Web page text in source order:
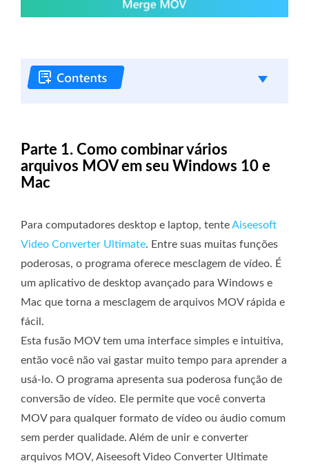
Parte 1. Como combinar vários
arquivos MOV em seu Windows 10 e
Mac
Para computadores desktop e laptop, tenteAiseesoft
Video Converter Ultimate. Entre suas muitas funções
poderosas, o programa oferece mesclagem de vídeo. É
um aplicativo de desktop avançado para Windows e
Mac que torna a mesclagem de arquivos MOV rápida e
fácil.
Esta fusão MOV tem uma interface simples e intuitiva,
então você não vai gastar muito tempo para aprender a
usá-lo. O programa apresenta sua poderosa função de
conversão de vídeo. Ele permite que você converta
MOV para qualquer formato de vídeo ou áudio comum
sem perder qualidade. Além de unir e converter
arquivos MOV, Aiseesoft Video Converter Ultimate